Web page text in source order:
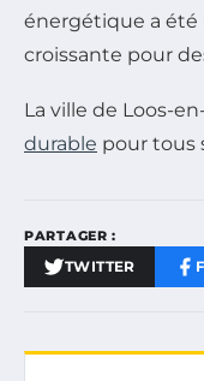
énergétique a été
croissante pour
La ville de Loos-
durable pour tous
PARTAGER :
TWITTER